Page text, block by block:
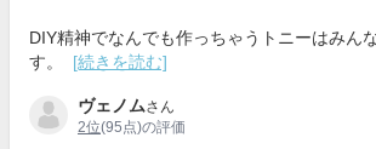
DIY精神でなんでも作っちゃうトニーはみん
す。
[続きを読む]
ヴェノムさん
2位(95点)の評価